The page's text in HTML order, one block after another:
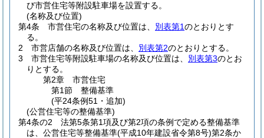
び市営住宅等附設駐車場を設置する。
(名称及び位置)
第4条
市営住宅の名称及び位置は、 別表第1のとおりとす
る。
2
市営店舗の名称及び位置は、 別表第2のとおりとする。
3
市営住宅等附設駐車場の名称及び位置は、 別表第3のとお
りとする。
第2章
市営住宅
第1節
整備基準
(平24条例51・追加)
(公営住宅等の整備基準)
第4条の2
法第5条第1項及び第2項の条例で定める整備基準
は、公営住宅等整備基準(平成10年建設省令第8号)第2条か